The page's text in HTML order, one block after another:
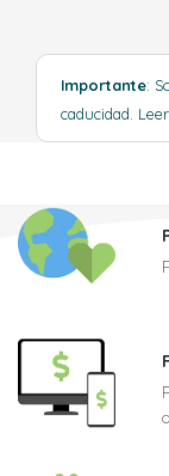
Importante:
caducidad.